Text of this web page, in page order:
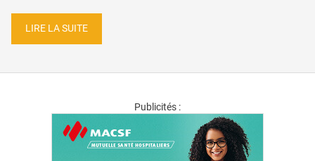
LIRE LA SUITE
Publicités :